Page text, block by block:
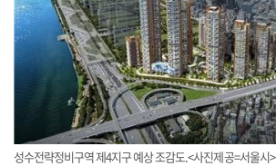
성수전략정비구역 제4지구 예상 조감도.<사진제공=서울시>